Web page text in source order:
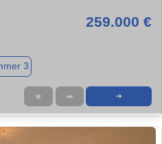
259.000 €
3
★ ➦ ➜